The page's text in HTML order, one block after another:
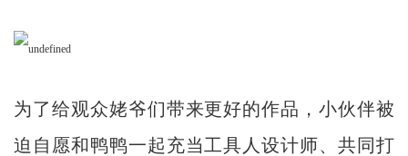
为了给观众姥爷们带来更好的作品，小伙伴被
迫自愿和鸭鸭一起充当工具人设计师、共同打